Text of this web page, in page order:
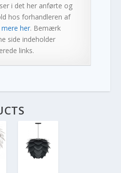
i det her anførte og
hos forhandleren af
her. Bemærk
side indeholder
links.